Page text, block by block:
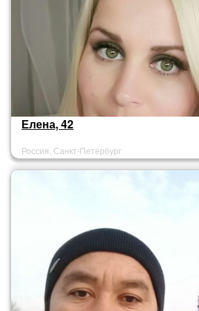
Елена, 42
Россия, Санкт-Петербург